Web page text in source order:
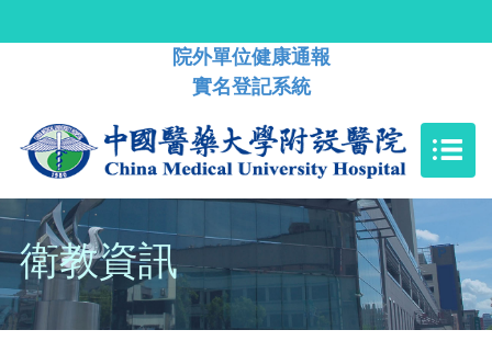
院外單位健康通報
實名登記系統
衛教資訊